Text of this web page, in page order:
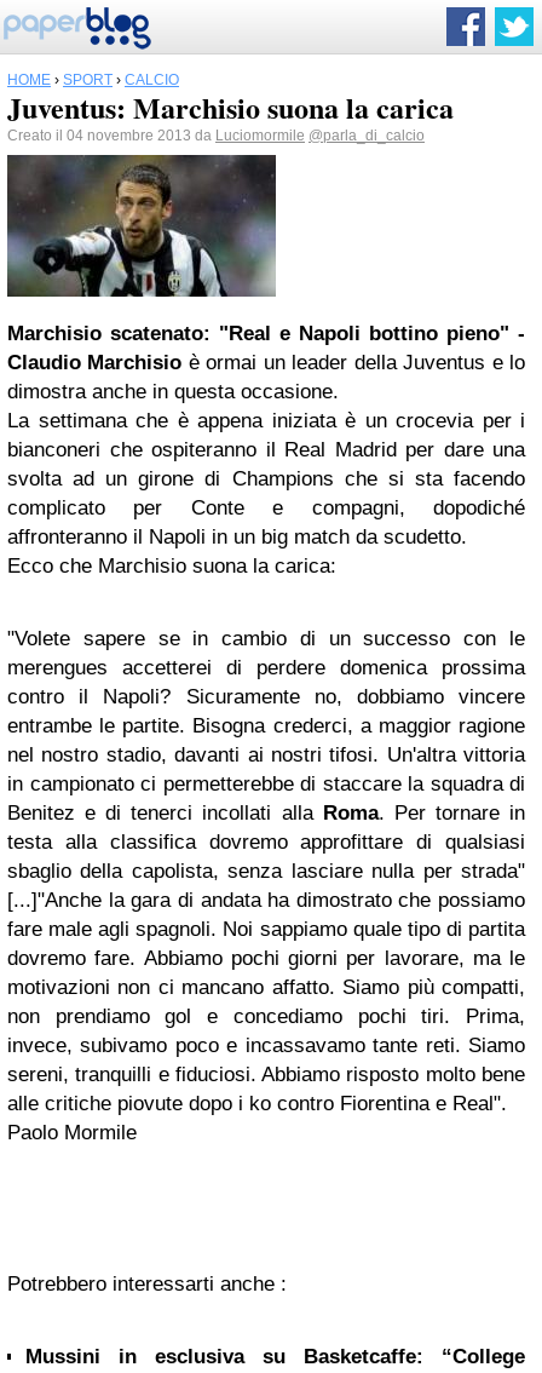
HOME › SPORT › CALCIO
Juventus: Marchisio suona la carica
Creato il 04 novembre 2013 da Luciomormile @parla_di_calcio
Marchisio scatenato: "Real e Napoli bottino pieno" -
Claudio Marchisio è ormai un leader della Juventus e lo
dimostra anche in questa occasione.
La settimana che è appena iniziata è un crocevia per i
bianconeri che ospiteranno il Real Madrid per dare una
svolta ad un girone di Champions che si sta facendo
complicato per Conte e compagni, dopodiché
affronteranno il Napoli in un big match da scudetto.
Ecco che Marchisio suona la carica:
"Volete sapere se in cambio di un successo con le
merengues accetterei di perdere domenica prossima
contro il Napoli? Sicuramente no, dobbiamo vincere
entrambe le partite. Bisogna crederci, a maggior ragione
nel nostro stadio, davanti ai nostri tifosi. Un'altra vittoria
in campionato ci permetterebbe di staccare la squadra di
Benitez e di tenerci incollati alla Roma. Per tornare in
testa alla classifica dovremo approfittare di qualsiasi
sbaglio della capolista, senza lasciare nulla per strada"
[...]"Anche la gara di andata ha dimostrato che possiamo
fare male agli spagnoli. Noi sappiamo quale tipo di partita
dovremo fare. Abbiamo pochi giorni per lavorare, ma le
motivazioni non ci mancano affatto. Siamo più compatti,
non prendiamo gol e concediamo pochi tiri. Prima,
invece, subivamo poco e incassavamo tante reti. Siamo
sereni, tranquilli e fiduciosi. Abbiamo risposto molto bene
alle critiche piovute dopo i ko contro Fiorentina e Real".
Paolo Mormile
Potrebbero interessarti anche :
Mussini in esclusiva su Basketcaffe: “College